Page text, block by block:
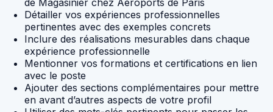
de Magasinier chez Aéroports de Paris
Détailler vos expériences professionnelles
pertinentes avec des exemples concrets
Inclure des réalisations mesurables dans chaque
expérience professionnelle
Mentionner vos formations et certifications en lien
avec le poste
Ajouter des sections complémentaires pour mettre
en avant d’autres aspects de votre profil